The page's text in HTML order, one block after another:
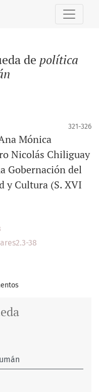
de política
321-326
Mónica
Nicolás Chiliguay
Gobernación del
y Cultura (S. XVI
38